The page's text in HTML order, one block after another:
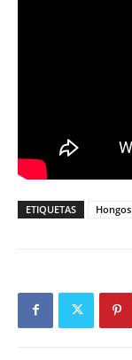
ETIQUETAS Hongos